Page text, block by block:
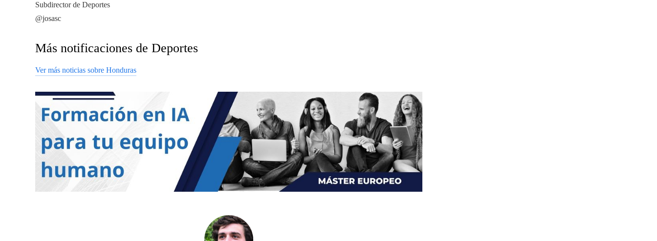
Subdirector de Deportes
@josasc
Más notificaciones de Deportes
Ver más noticias sobre Honduras